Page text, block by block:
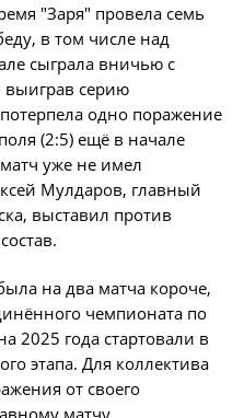
Чемпионата по
матчей
технологий
комитет
комитет
"Заря" провела семь
в том числе над
сыграла вничью с
выиграв серию
одно поражение
(2:5) ещё в начале
уже не имел
Мулдаров, главный
выставил против
на два матча короче,
чемпионата по
2025 года стартовали в
этапа. Для коллектива
от своего